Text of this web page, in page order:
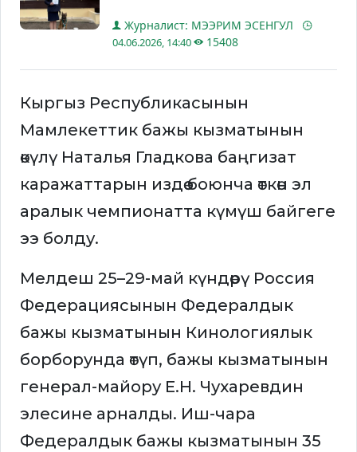
Журналист: МЭЭРИМ ЭСЕНГУЛ
04.06.2026, 14:40 15408
Кыргыз Республикасынын
Мамлекеттик бажы кызматынын
өкүлү Наталья Гладкова баңгизат
каражаттарын издөө боюнча өткөн эл
аралык чемпионатта күмүш байгеге
ээ болду.
Мелдеш 25–29-май күндөрү Россия
Федерациясынын Федералдык
бажы кызматынын Кинологиялык
борборунда өтүп, бажы кызматынын
генерал-майору Е.Н. Чухаревдин
элесине арналды. Иш-чара
Федералдык бажы кызматынын 35